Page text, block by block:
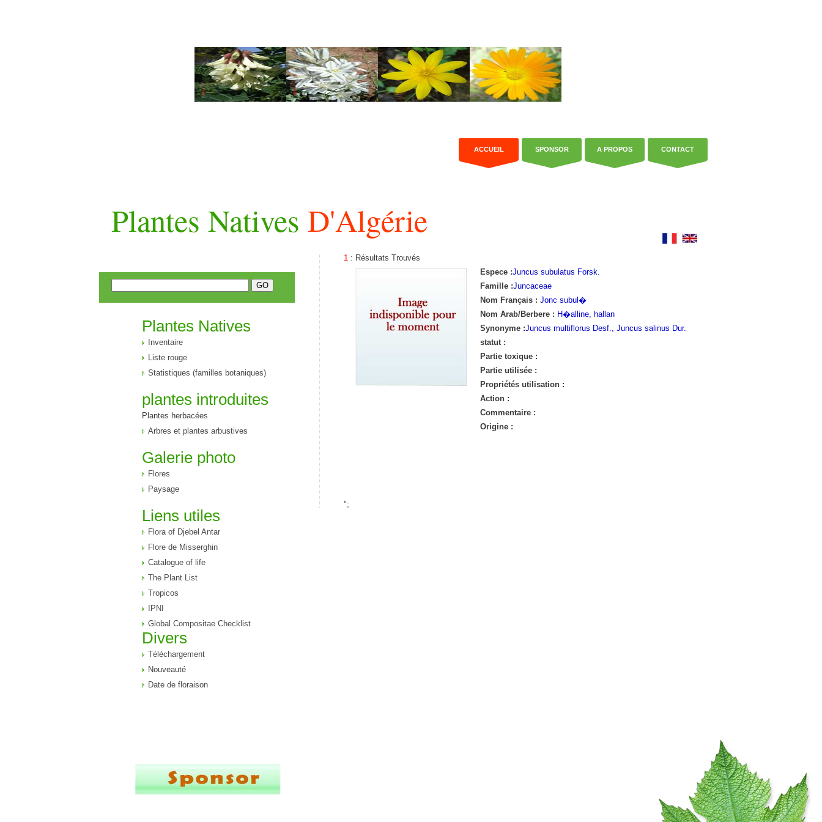
ACCUEIL SPONSOR A PROPOS CONTACT
Plantes Natives D'Algérie
1 : Résultats Trouvés
Espece :Juncus subulatus Forsk.
Famille :Juncaceae
Nom Français : Jonc subul�
Nom Arab/Berbere : H�alline, hallan
Synonyme :Juncus multiflorus Desf., Juncus salinus Dur.
statut :
Partie toxique :
Partie utilisée :
Propriétés utilisation :
Action :
Commentaire :
Origine :
";
Plantes Natives
Inventaire
Liste rouge
Statistiques (familles botaniques)
plantes introduites
Plantes herbacées
Arbres et plantes arbustives
Galerie photo
Flores
Paysage
Liens utiles
Flora of Djebel Antar
Flore de Misserghin
Catalogue of life
The Plant List
Tropicos
IPNI
Global Compositae Checklist
Divers
Téléchargement
Nouveauté
Date de floraison